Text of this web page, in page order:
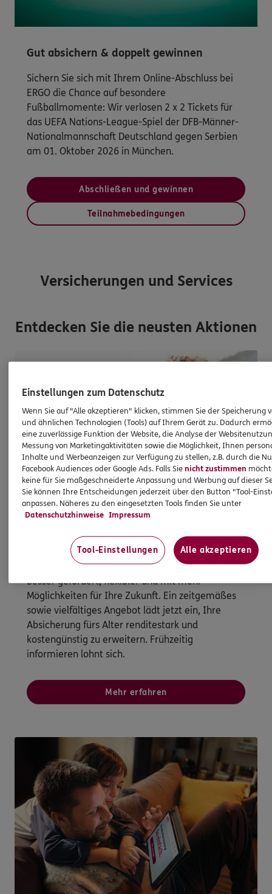
Gut absichern & doppelt gewinnen
Sichern Sie sich mit Ihrem Online-Abschluss bei
ERGO die Chance auf besondere
Fußballmomente: Wir verlosen 2 x 2 Tickets für
das UEFA Nations-League-Spiel der DFB-Männer-
Nationalmannschaft Deutschland gegen Serbien
am 01. Oktober 2026 in München.
Abschließen und gewinnen
Teilnahmebedingungen
Versicherungen und Services
Entdecken Sie die neusten Aktionen
Staatliche Förderung
Altersvorsorge neu gedacht
Besser gefördert, flexibler und mit mehr
Möglichkeiten für Ihre Zukunft. Ein zeitgemäßes
sowie vielfältiges Angebot lädt jetzt ein, Ihre
Absicherung fürs Alter renditestark und
kostengünstig zu erweitern. Frühzeitig
informieren lohnt sich.
Mehr erfahren
Einstellungen zum Datenschutz
Wenn Sie auf "Alle akzeptieren" klicken, stimmen Sie der Speicherung
und ähnlichen Technologien (Tools) auf Ihrem Gerät zu. Dadurch
eine zuverlässige Funktion der Website, die Analyse der
Messung von Marketingaktivitäten sowie die Möglichkeit, Ihnen
Inhalte und Werbeanzeigen zur Verfügung zu stellen, z.B. durch die
Facebook Audiences oder Google Ads. Falls Sienicht zustimmen
keine für Sie maßgeschneiderte Anpassung und Werbung auf dieser
Sie können Ihre Entscheidungen jederzeit über den Button "Tool-
anpassen. Näheres zu den eingesetzten Tools finden Sie unter
Datenschutzhinweise Impressum
Tool-Einstellungen Alle akzeptieren